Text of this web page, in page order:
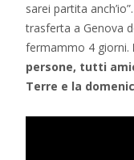
sarei partita
trasferta a Genova
fermammo 4 giorni.
persone, tutti
Terre e la